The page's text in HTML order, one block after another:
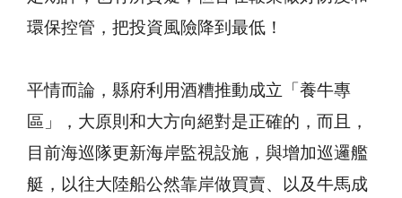
環保控管，把投資風險降到最低！
平情而論，縣府利用酒糟推動成立「養牛專
區」，大原則和大方向絕對是正確的，而且，
目前海巡隊更新海岸監視設施，與增加巡邏艦
艇，以往大陸船公然靠岸做買賣、以及牛馬成